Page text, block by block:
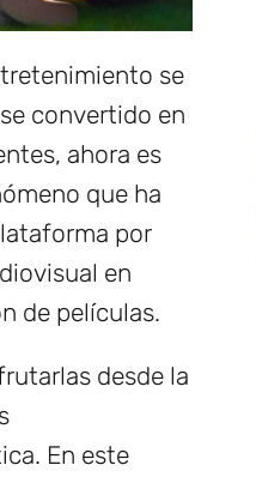
se
convertido en
ahora es
que ha
por
en
de películas.
desde la
En este